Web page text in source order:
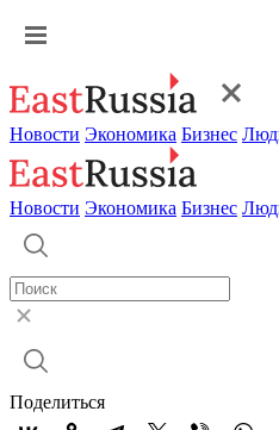
Новости Экономика Бизнес
Новости Экономика Бизнес
Поделиться